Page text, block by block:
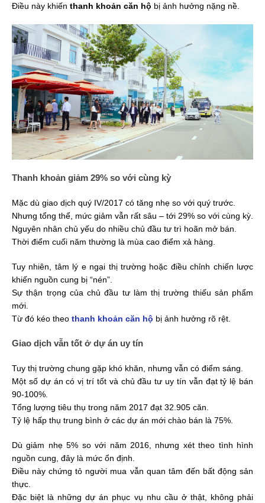
Điều này khiến thanh khoản căn hộ bị ảnh hưởng nặng nề.
Thanh khoản giảm 29% so với cùng kỳ
Mặc dù giao dịch quý IV/2017 có tăng nhẹ so với quý trước.
Nhưng tổng thể, mức giảm vẫn rất sâu – tới 29% so với cùng kỳ.
Nguyên nhân chủ yếu do nhiều chủ đầu tư trì hoãn mở bán.
Thời điểm cuối năm thường là mùa cao điểm xả hàng.
Tuy nhiên, tâm lý e ngại thị trường hoặc điều chỉnh chiến lược
khiến nguồn cung bị “nén”.
Sự thận trọng của chủ đầu tư làm thị trường thiếu sản phẩm
mới.
Từ đó kéo theo thanh khoản căn hộ bị ảnh hưởng rõ rệt.
Giao dịch vẫn tốt ở dự án uy tín
Tuy thị trường chung gặp khó khăn, nhưng vẫn có điểm sáng.
Một số dự án có vị trí tốt và chủ đầu tư uy tín vẫn đạt tỷ lệ bán
90-100%.
Tổng lượng tiêu thụ trong năm 2017 đạt 32.905 căn.
Tỷ lệ hấp thụ trung bình ở các dự án mới chào bán là 75%.
Dù giảm nhẹ 5% so với năm 2016, nhưng xét theo tình hình
nguồn cung, đây là mức ổn định.
Điều này chứng tỏ người mua vẫn quan tâm đến bất động sản
thực.
Đặc biệt là những dự án phục vụ nhu cầu ở thật, không phải